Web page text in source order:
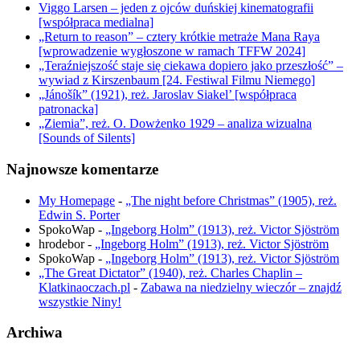
Viggo Larsen – jeden z ojców duńskiej kinematografii
[współpraca medialna]
„Return to reason” – cztery krótkie metraże Mana Raya
[wprowadzenie wygłoszone w ramach TFFW 2024]
„Teraźniejszość staje się ciekawa dopiero jako przeszłość” –
wywiad z Kirszenbaum [24. Festiwal Filmu Niemego]
„Jánošík” (1921), reż. Jaroslav Siakel’ [współpraca
patronacka]
„Ziemia”, reż. O. Dowżenko 1929 – analiza wizualna
[Sounds of Silents]
Najnowsze komentarze
My Homepage - „The night before Christmas” (1905), reż.
Edwin S. Porter
SpokoWap - „Ingeborg Holm” (1913), reż. Victor Sjöström
hrodebor- „Ingeborg Holm” (1913), reż. Victor Sjöström
SpokoWap - „Ingeborg Holm” (1913), reż. Victor Sjöström
„The Great Dictator” (1940), reż. Charles Chaplin –
Klatkinaoczach.pl - Zabawa na niedzielny wieczór – znajdź
wszystkie Niny!
Archiwa